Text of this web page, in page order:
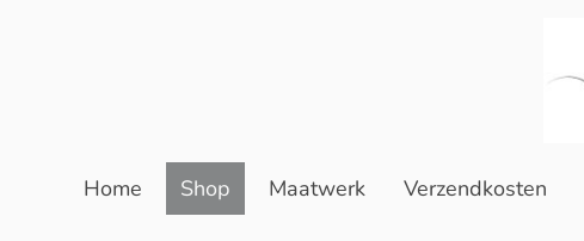
Home Shop Maatwerk Verzendkosten